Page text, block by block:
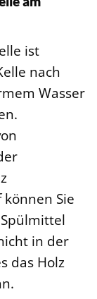
ist
nach
Wasser
Sie
in der
das Holz